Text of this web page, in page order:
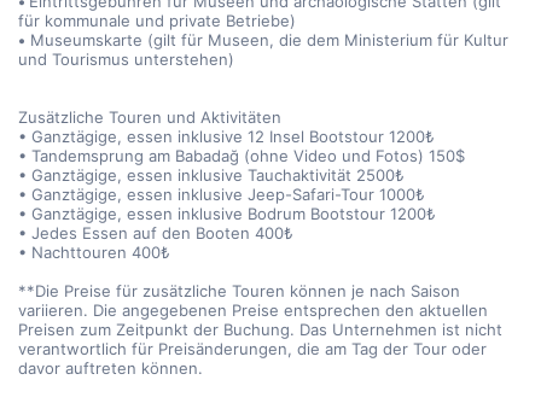
für kommunale und private Betriebe)
• Museumskarte (gilt für Museen, die dem Ministerium für Kultur
und Tourismus unterstehen)
Zusätzliche Touren und Aktivitäten
• Ganztägige, essen inklusive 12 Insel Bootstour 1200₺
• Tandemsprung am Babadağ (ohne Video und Fotos) 150$
• Ganztägige, essen inklusive Tauchaktivität 2500₺
• Ganztägige, essen inklusive Jeep-Safari-Tour 1000₺
• Ganztägige, essen inklusive Bodrum Bootstour 1200₺
• Jedes Essen auf den Booten 400₺
• Nachttouren 400₺
**Die Preise für zusätzliche Touren können je nach Saison
variieren. Die angegebenen Preise entsprechen den aktuellen
Preisen zum Zeitpunkt der Buchung. Das Unternehmen ist nicht
verantwortlich für Preisänderungen, die am Tag der Tour oder
davor auftreten können.